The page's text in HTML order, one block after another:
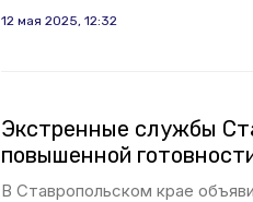
12 мая 2025, 12:32
Экстренные службы
повышенной
В Ставропольском крае